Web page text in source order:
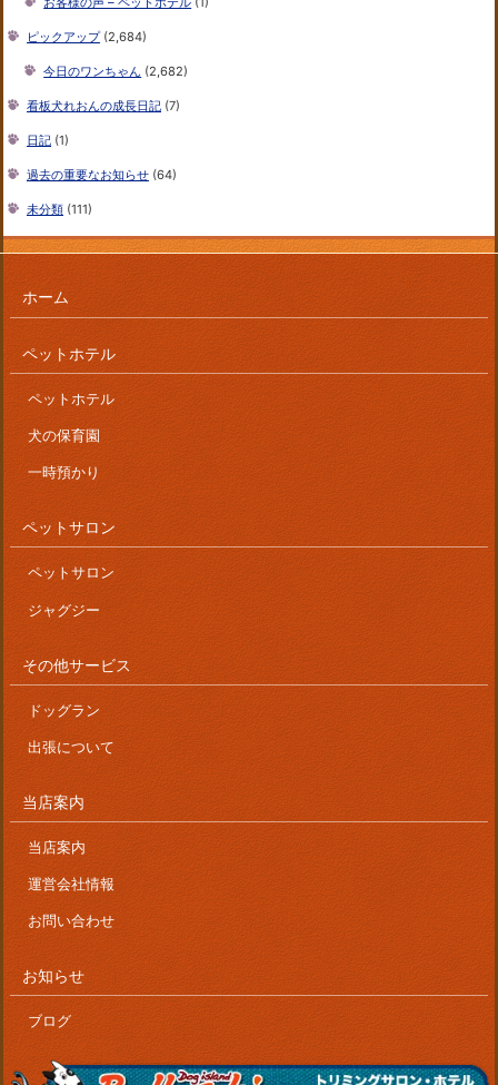
ピックアップ(2,684)
今日のワンちゃん (2,682)
看板犬れおんの成長日記 (7)
日記 (1)
過去の重要なお知らせ (64)
未分類 (111)
ホーム
ペットホテル
ペットホテル
犬の保育園
一時預かり
ペットサロン
ペットサロン
ジャグジー
その他サービス
ドッグラン
出張について
当店案内
当店案内
運営会社情報
お問い合わせ
お知らせ
ブログ